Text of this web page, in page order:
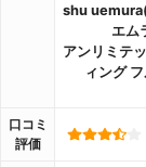
shu
エム
アンリミテ
ィング
口コミ
評価